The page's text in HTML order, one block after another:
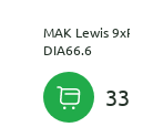
MAK Lewis
DIA66.6
33